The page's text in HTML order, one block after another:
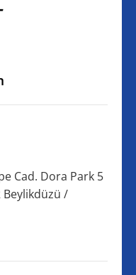
Cad. Dora Park 5
Beylikdüzü /